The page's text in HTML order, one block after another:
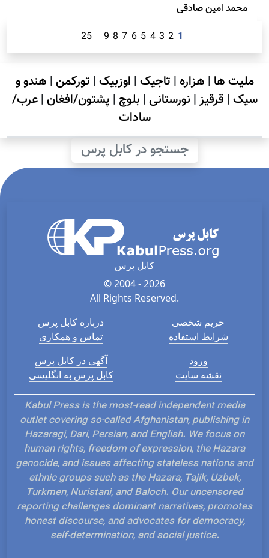
محمد امين صادقی
1
2
3
4
5
6
7
8
9
25
ملیت ها | هزاره| تاجیک| اوزبیک| تورکمن| هندو و
سیک| قرقیز| نورستانی| بلوچ | پشتون/افغان|عرب/
سادات
جستجو در کابل پرس
کابل پرس
© 2004 - 2026
All Rights Reserved.
درباره کابل پرس
تماس و همکاری
حریم شخصی
شرایط استفاده
آگهی در کابل پرس
کابل پرس به انگلیسی
ورود
نقشه سایت
Kabul Press is the most-read independent media
outlet covering so-called Afghanistan, publishing in
Hazaragi, Dari, Persian, and English. We focus on
human rights, freedom of expression, the Hazara
genocide, and issues affecting stateless nations and
ethnic groups such as the Hazara, Tajik, Uzbek,
Turkmen, Nuristani, and Baloch. Our uncensored
reporting challenges dominant narratives, promotes
honest discourse, and advocates for democracy,
self-determination, and social justice.